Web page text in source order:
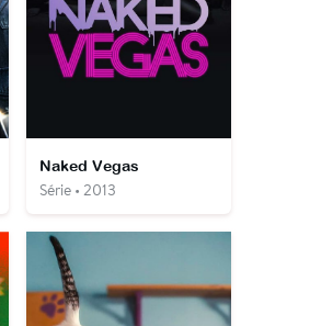
Naked Vegas
Série • 2013